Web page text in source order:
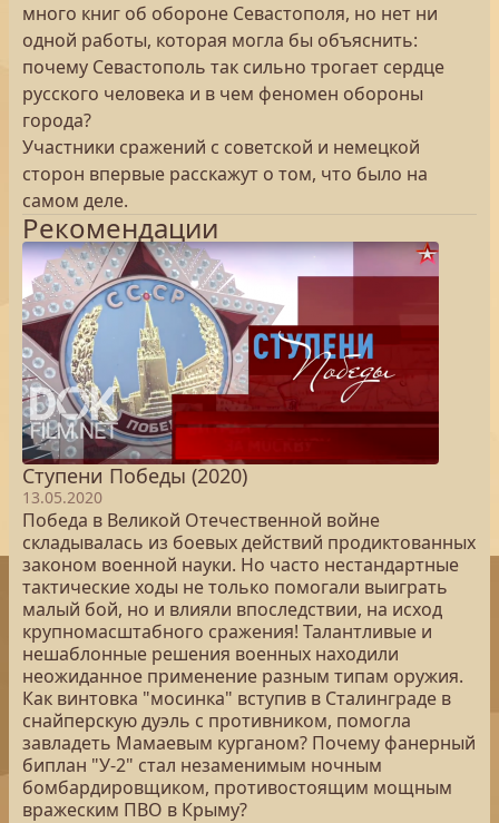
много книг об обороне Севастополя, но нет ни
одной работы, которая могла бы объяснить:
почему Севастополь так сильно трогает сердце
русского человека и в чем феномен обороны
города?
Участники сражений с советской и немецкой
сторон впервые расскажут о том, что было на
самом деле.
Рекомендации
Ступени Победы (2020)
13.05.2020
Победа в Великой Отечественной войне
складывалась из боевых действий продиктованных
законом военной науки. Но часто нестандартные
тактические ходы не только помогали выиграть
малый бой, но и влияли впоследствии, на исход
крупномасштабного сражения! Талантливые и
нешаблонные решения военных находили
неожиданное применение разным типам оружия.
Как винтовка "мосинка" вступив в Сталинграде в
снайперскую дуэль с противником, помогла
завладеть Мамаевым курганом? Почему фанерный
биплан "У-2" стал незаменимым ночным
бомбардировщиком, противостоящим мощным
вражеским ПВО в Крыму?